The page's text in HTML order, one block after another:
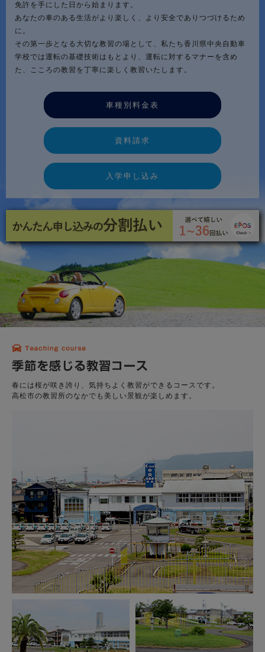
免許を手にした日から始まります。
あなたの車のある生活がより楽しく、より安全でありつづけるため
に。
その第一歩となる大切な教習の場として、私たち香川県中央自動車
学校では運転の基礎技術はもとより、運転に対するマナーを含め
た、こころの教習を丁寧に楽しく教習いたします。
車種別料金表
資料請求
入学申し込み
春には桜が咲き誇り、気持ちよく教習ができるコースです。
高松市の教習所のなかでも美しい景観が楽しめます。